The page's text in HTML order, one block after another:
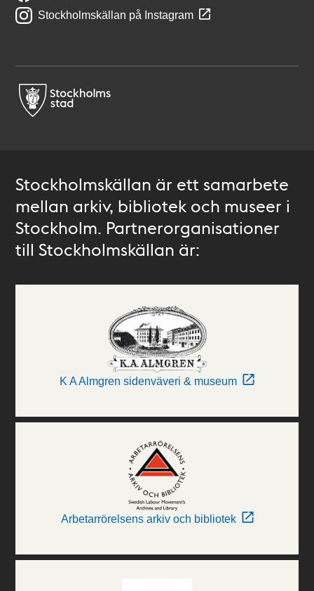
Stockholmskällan på Instagram
Stockholmskällan är ett samarbete
mellan arkiv, bibliotek och museer i
Stockholm. Partnerorganisationer
till Stockholmskällan är:
K A Almgren sidenväveri & museum
Arbetarrörelsens arkiv och bibliotek